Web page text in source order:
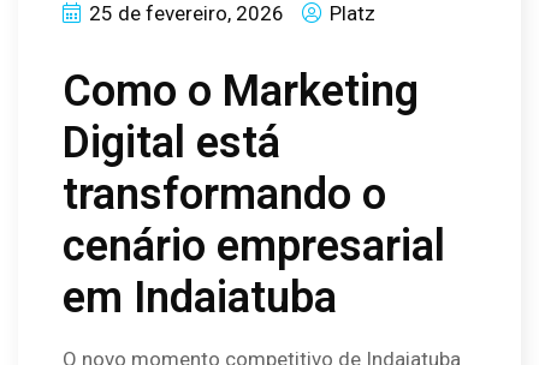
25 de fevereiro, 2026 Platz
Como o Marketing
Digital está
transformando o
cenário empresarial
em Indaiatuba
O novo momento competitivo de Indaiatuba